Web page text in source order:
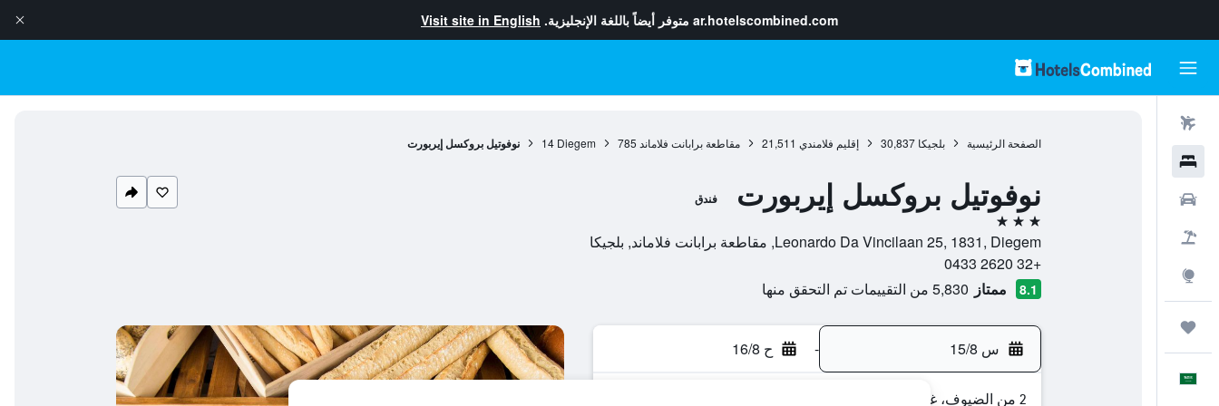
ar.hotelscombined.com متوفر أيضاً باللغة الإنجليزية. Visit site in English
الصفحة الرئيسية بلجيكا 30,837 إقليم فلامندي 21,511 مقاطعة برابانت فلاماند 785
Diegem
14 نوفوتيل بروكسل إيربورت
نوفوتيل بروكسل إيربورت فندق
3 نجوم
Leonardo Da Vincilaan 25, 1831, Diegem, مقاطعة برابانت فلاماند, بلجيكا
+32 2620 0433
8.1 ممتاز 5,830 من التقييمات تم التحقق منها
س 15/8 - ح 16/8
2 من الضيوف، غرفة واحدة